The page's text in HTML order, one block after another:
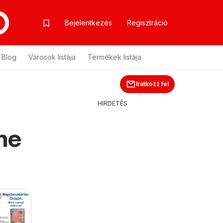
Bejelentkezés Regisztráció
Blog Városok listája Termékek listája
Iratkozz fel
HIRDETÉS